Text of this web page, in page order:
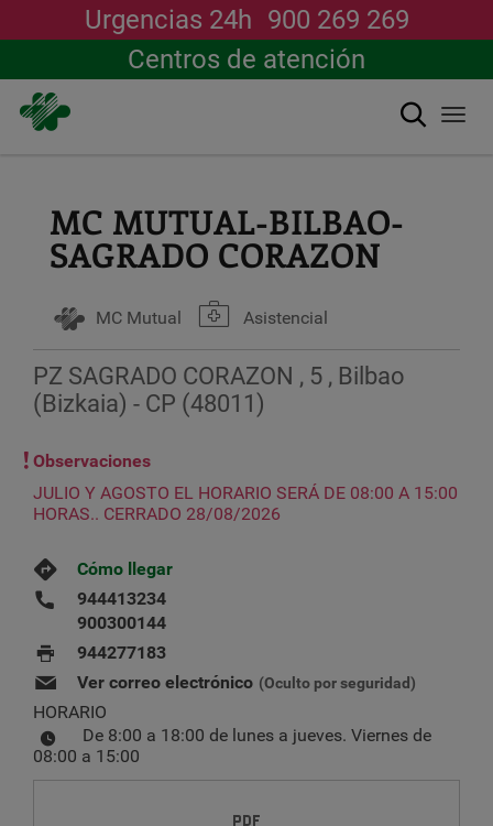
contenido
principal
Urgencias 24h 900 269 269
Centros de atención
Buscar
MC MUTUAL-BILBAO-
SAGRADO CORAZON
MC Mutual Asistencial
PZ SAGRADO CORAZON , 5 , Bilbao
(Bizkaia) - CP (48011)
Observaciones
JULIO Y AGOSTO EL HORARIO SERÁ DE 08:00 A 15:00
HORAS.. CERRADO 28/08/2026
Cómo llegar
944413234
900300144
944277183
Ver correo electrónico (Oculto por seguridad)
HORARIO
De 8:00 a 18:00 de lunes a jueves. Viernes de
08:00 a 15:00